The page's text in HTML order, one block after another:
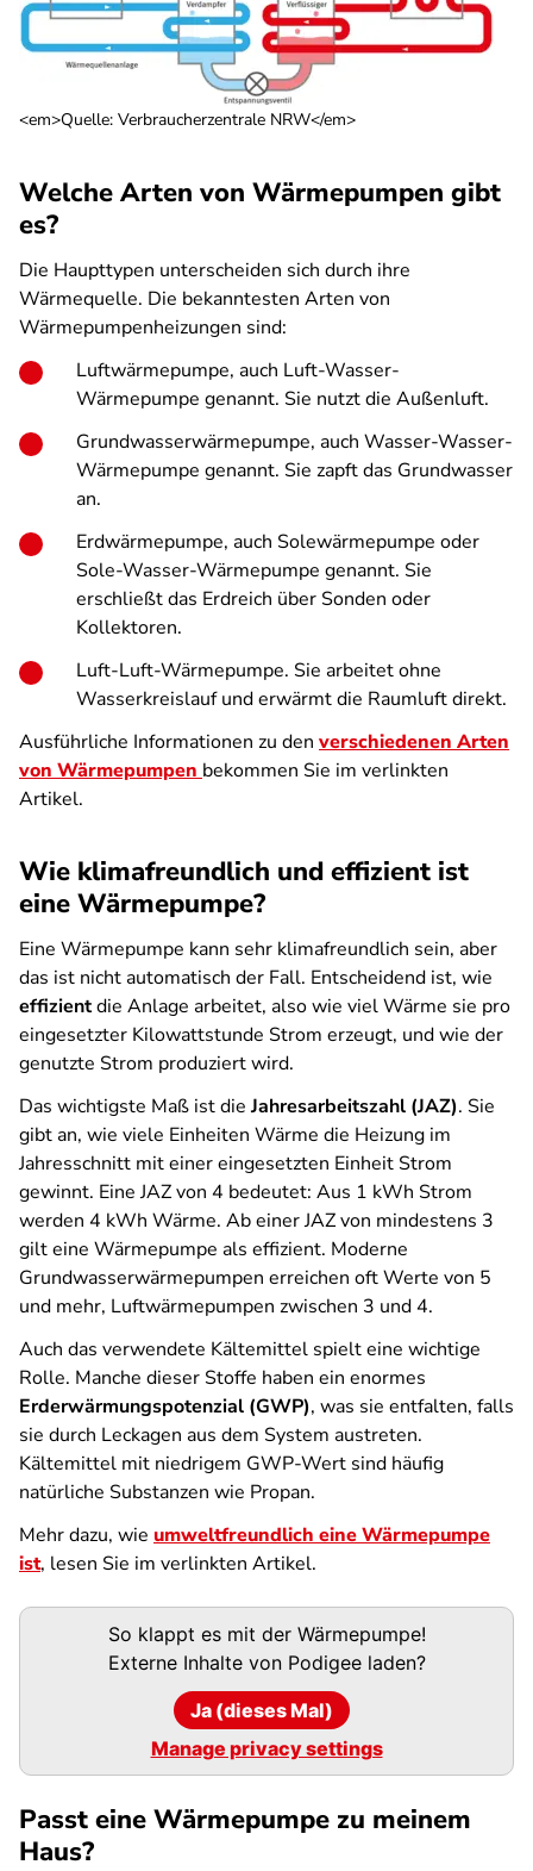
<em>Quelle: Verbraucherzentrale NRW</em>
Welche Arten von Wärmepumpen gibt
es?
Die Haupttypen unterscheiden sich durch ihre
Wärmequelle. Die bekanntesten Arten von
Wärmepumpenheizungen sind:
Luftwärmepumpe, auch Luft-Wasser-
Wärmepumpe genannt. Sie nutzt die Außenluft.
Grundwasserwärmepumpe, auch Wasser-Wasser-
Wärmepumpe genannt. Sie zapft das Grundwasser
an.
Erdwärmepumpe, auch Solewärmepumpe oder
Sole-Wasser-Wärmepumpe genannt. Sie
erschließt das Erdreich über Sonden oder
Kollektoren.
Luft-Luft-Wärmepumpe. Sie arbeitet ohne
Wasserkreislauf und erwärmt die Raumluft direkt.
Ausführliche Informationen zu den verschiedenen Arten
von Wärmepumpen bekommen Sie im verlinkten
Artikel.
Wie klimafreundlich und effizient ist
eine Wärmepumpe?
Eine Wärmepumpe kann sehr klimafreundlich sein, aber
das ist nicht automatisch der Fall. Entscheidend ist, wie
effizientdie Anlage arbeitet, also wie viel Wärme sie pro
eingesetzter Kilowattstunde Strom erzeugt, und wie der
genutzte Strom produziert wird.
Das wichtigste Maß ist die Jahresarbeitszahl (JAZ). Sie
gibt an, wie viele Einheiten Wärme die Heizung im
Jahresschnitt mit einer eingesetzten Einheit Strom
gewinnt. Eine JAZ von 4 bedeutet: Aus 1 kWh Strom
werden 4 kWh Wärme. Ab einer JAZ von mindestens 3
gilt eine Wärmepumpe als effizient. Moderne
Grundwasserwärmepumpen erreichen oft Werte von 5
und mehr, Luftwärmepumpen zwischen 3 und 4.
Auch das verwendete Kältemittel spielt eine wichtige
Rolle. Manche dieser Stoffe haben ein enormes
Erderwärmungspotenzial (GWP), was sie entfalten, falls
sie durch Leckagen aus dem System austreten.
Kältemittel mit niedrigem GWP-Wert sind häufig
natürliche Substanzen wie Propan.
Mehr dazu, wie umweltfreundlich eine Wärmepumpe
ist, lesen Sie im verlinkten Artikel.
Podigee-
So klappt es mit der Wärmepumpe!
Externe Inhalte von Podigeeladen?
Ja (dieses Mal)
Manage privacy settings
Passt eine Wärmepumpe zu meinem
Haus?